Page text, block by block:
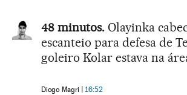
48 minutos. Olayinka
escanteio para defesa de
goleiro Kolar estava na
Diogo Magri 16:52